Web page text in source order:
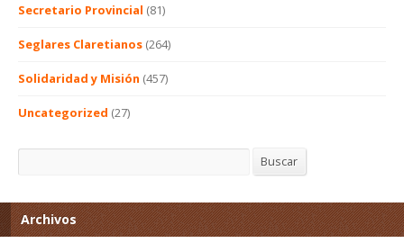
Secretario Provincial (81)
Seglares Claretianos (264)
Solidaridad y Misión (457)
Uncategorized (27)
Buscar
Archivos